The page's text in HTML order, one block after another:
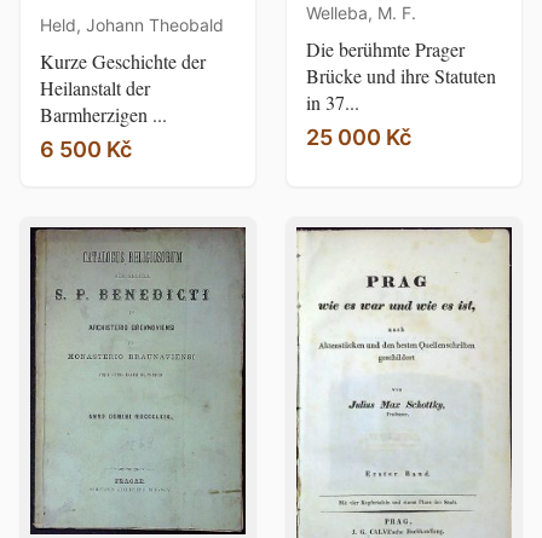
Held, Johann Theobald
Kurze Geschichte der
Heilanstalt der
Barmherzigen ...
6 500 Kč
Welleba, M. F.
Die berühmte Prager
Brücke und ihre Statuten
in 37...
25 000 Kč